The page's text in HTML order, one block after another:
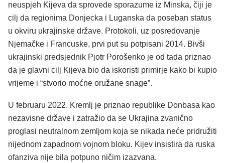
neuspjeh Kijeva da sprovede sporazume iz Minska, čiji je
cilj da regionima Donjecka i Luganska da poseban status
u okviru ukrajinske države. Protokoli, uz posredovanje
Njemačke i Francuske, prvi put su potpisani 2014. Bivši
ukrajinski predsjednik Pjotr ​​Porošenko je od tada priznao
da je glavni cilj Kijeva bio da iskoristi primirje kako bi kupio
vrijeme i “stvorio moćne oružane snage”.
U februaru 2022. Kremlj je priznao republike Donbasa kao
nezavisne države i zatražio da se Ukrajina zvanično
proglasi neutralnom zemljom koja se nikada neće pridružiti
nijednom zapadnom vojnom bloku. Kijev insistira da ruska
ofanziva nije bila potpuno ničim izazvana.